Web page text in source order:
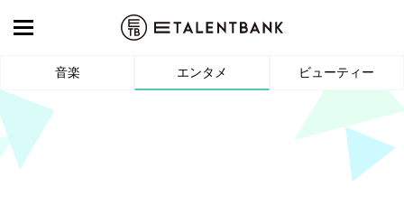
音楽 エンタメ ビューティー